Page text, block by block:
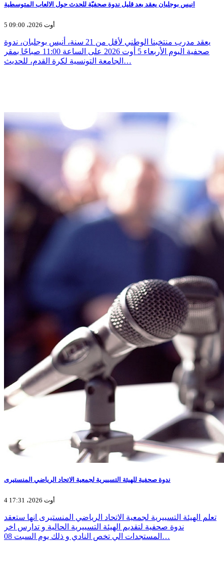
انيس بوجلبان يعقد بعد قليل ندوة صحفيّة للحدث حول الالعاب المتوسطية
5 أوت 2026، 09:00
يعقد مدرب منتخبنا الوطني لأقل من 21 سنة، أنيس بوجلبان، ندوة
صحفية اليوم الأربعاء 5 أوت 2026 على الساعة 11:00 صباحًا بمقر
الجامعة التونسية لكرة القدم، للحديث…
ندوة صحفية للهيئة التسييرية لجمعية الاتحاد الرياضي المنستيرى
4 أوت 2026، 17:31
تعلم الهيئة التسييرية لجمعية الاتحاد الرياضي المنستيرى انها ستعقد
ندوة صحفية لتقديم الهيئة التسييرية الحالية و تدارس اخر
المستجدات الي تخص النادي و ذلك يوم السبت 08…